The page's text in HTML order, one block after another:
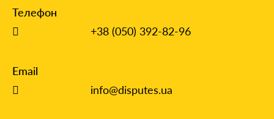
Телефон
+38 (050) 392-82-96
Email
info@disputes.ua